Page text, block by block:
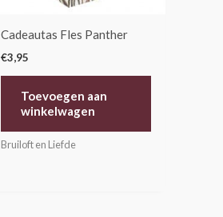
Cadeautas Fles Panther
€3,95
Toevoegen aan
winkelwagen
Bruiloft en Liefde